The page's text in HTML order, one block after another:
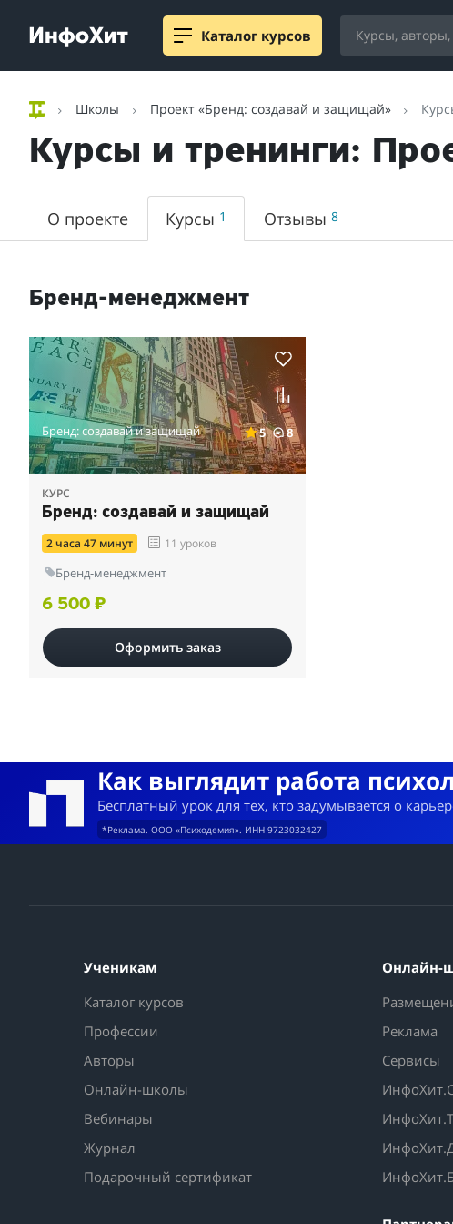
Каталог курсов
Школы Проект «Бренд: создавай и защищай»
Курсы и тренинги:
О проекте Курсы 1 Отзывы 8
Бренд-менеджмент
Бренд: создавай и защищай 5 8
КУРС
Бренд: создавай и защищай
2 часа 47 минут 11 уроков
Бренд-менеджмент
6 500 ₽
Оформить заказ
Как выглядит работа
Бесплатный урок для тех, кто задумывается о
*Реклама. ООО «Психодемия». ИНН 9723032427
Ученикам
Каталог курсов
Профессии
Авторы
Онлайн-школы
Вебинары
Журнал
Подарочный сертификат
Онлайн-
Реклама
Сервисы